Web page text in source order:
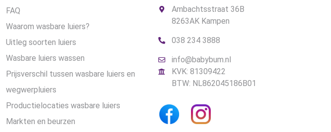
FAQ
Waarom wasbare luiers?
Uitleg soorten luiers
Wasbare luiers wassen
Prijsverschil tussen wasbare luiers en
wegwerpluiers
Productielocaties wasbare luiers
Markten en beurzen
Ambachtsstraat 36B
8263AK Kampen
038 234 3888
info@babybum.nl
KVK: 81309422
BTW: NL862045186B01